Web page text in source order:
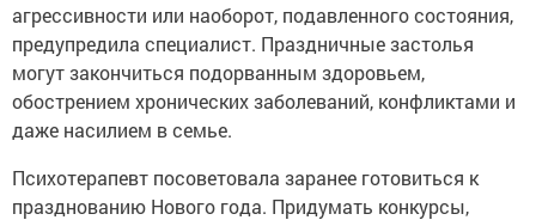
агрессивности или наоборот, подавленного состояния,
предупредила специалист. Праздничные застолья
могут закончиться подорванным здоровьем,
обострением хронических заболеваний, конфликтами и
даже насилием в семье.
Психотерапевт посоветовала заранее готовиться к
празднованию Нового года. Придумать конкурсы,